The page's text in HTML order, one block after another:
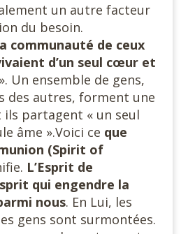
un autre facteur
du besoin.
communauté de ceux
d’un seul cœur et
». Un ensemble de gens,
des autres, forment une
partagent « un seul
âme ».Voici ce que
(Spirit of
L’Esprit de
qui engendre la
nous. En Lui, les
gens sont surmontées.